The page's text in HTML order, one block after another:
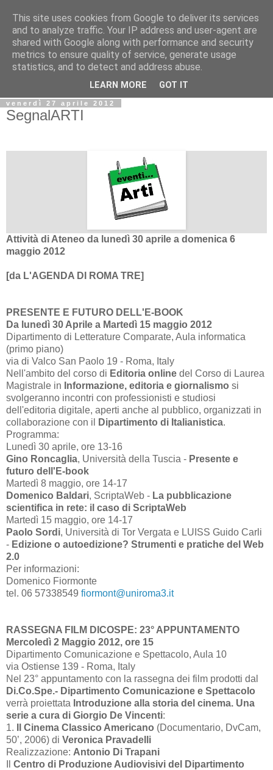
Biblio@rti in
Il Blog della Biblioteca di Area delle arti per condividere
informazioni iniziative incontri
venerdì 27 aprile 2012
SegnalARTI
Attività di Ateneo da lunedì 30 aprile a domenica 6
maggio 2012
[da L'AGENDA DI ROMA TRE]
PRESENTE E FUTURO DELL'E-BOOK
Da lunedì 30 Aprile a Martedì 15 maggio 2012
Dipartimento di Letterature Comparate, Aula informatica
(primo piano)
via di Valco San Paolo 19 - Roma, Italy
Nell'ambito del corso di Editoria online del Corso di Laurea
Magistrale in Informazione, editoria e giornalismo si
svolgeranno incontri con professionisti e studiosi
dell'editoria digitale, aperti anche al pubblico, organizzati in
collaborazione con il
Dipartimento di Italianistica.
Programma:
Lunedì 30 aprile, ore 13-16
Gino Roncaglia, Università della Tuscia - Presente e
futuro dell'E-book
Martedì 8 maggio, ore 14-17
Domenico Baldari, ScriptaWeb - La pubblicazione
scientifica in rete: il caso di ScriptaWeb
Martedì 15 maggio, ore 14-17
Paolo Sordi, Università di Tor Vergata e LUISS Guido Carli
- Edizione o autoedizione? Strumenti e pratiche del Web
2.0
Per informazioni:
Domenico Fiormonte
tel. 06 57338549 fiormont@uniroma3.it
RASSEGNA FILM DICOSPE: 23° APPUNTAMENTO
Mercoledì 2 Maggio 2012, ore 15
Dipartimento Comunicazione e Spettacolo, Aula 10
via Ostiense 139 - Roma, Italy
Nel 23° appuntamento con la rassegna dei film prodotti dal
Di.Co.Spe.- Dipartimento Comunicazione e Spettacolo
verrà proiettata Introduzione alla storia del cinema. Una
serie a cura di Giorgio De Vincenti:
1.
Il Cinema Classico Americano (Documentario, DvCam,
50’, 2006) di Veronica Pravadelli
Realizzazione: Antonio Di Trapani
Centro di Produzione Audiovisivi del Dipartimento
This site uses cookies from Google to deliver its services
and to analyze traffic. Your IP address and user-agent are
shared with Google along with performance and security
metrics to ensure quality of service, generate usage
statistics, and to detect and address abuse.
LEARN MORE GOT IT